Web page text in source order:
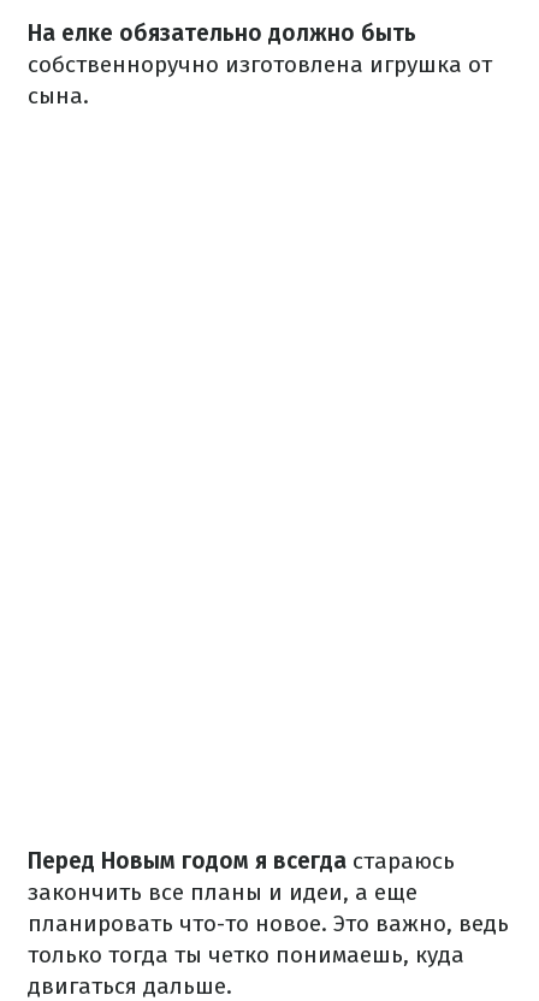
На елке обязательно должно быть
собственноручно изготовлена игрушка от
сына.
Перед Новым годом я всегда стараюсь
закончить все планы и идеи, а еще
планировать что-то новое. Это важно, ведь
только тогда ты четко понимаешь, куда
двигаться дальше.